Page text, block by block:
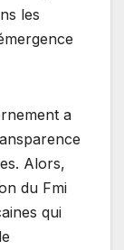
les
a
Alors,
du Fmi
qui